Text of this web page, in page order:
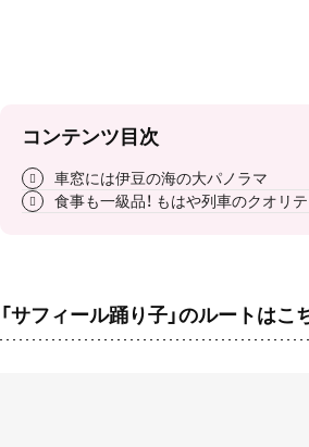
コンテンツ目次
車窓には伊豆の海の大パノラマ
食事も一級品！ もはや列車のクオリテ
「サフィール踊り子」のルートはこ